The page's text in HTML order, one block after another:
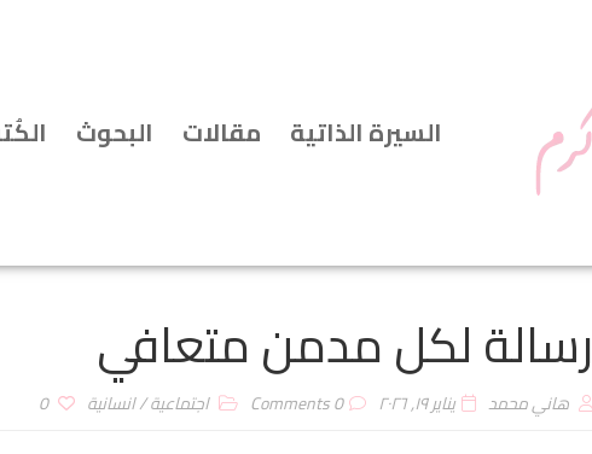
السيرة الذاتية مقالات البحوث
رسالة لكل مدمن متعافي
هاني محمد يناير ۱۹, ۲۰۲٦ 0 Comments اجتماعية/انسانية 0